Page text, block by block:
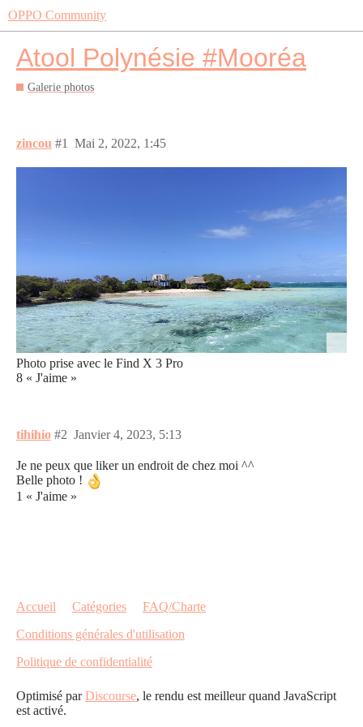
OPPO Community
Atool Polynésie #Mooréa
Galerie photos
zincou Mai 2, 2022, 1:45
#1
Photo prise avec le Find X 3 Pro
8 « J'aime »
tihihio Janvier 4, 2023, 5:13
#2
Je ne peux que liker un endroit de chez moi ^^
Belle photo !
1 « J'aime »
Accueil Catégories
FAQ/Charte
Conditions générales d'utilisation
Politique de confidentialité
Optimisé parDiscourse, le rendu est meilleur quand JavaScript
est activé.